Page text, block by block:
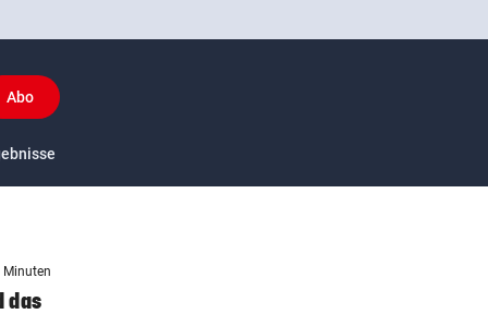
Abo
US-Sport
Minuten
das